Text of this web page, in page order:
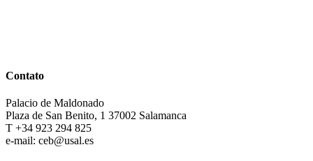
Contato
Palacio de Maldonado
Plaza de San Benito, 1 37002 Salamanca
T +34 923 294 825
e-mail: ceb@usal.es